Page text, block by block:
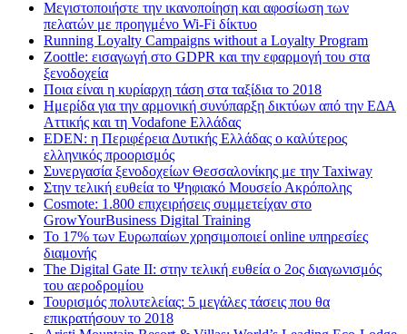
Μεγιστοποιήστε την ικανοποίηση και αφοσίωση των
πελατών με προηγμένο Wi-Fi δίκτυο
Running Loyalty Campaigns without a Loyalty Program
Zoottle: εισαγωγή στο GDPR και την εφαρμογή του στα
ξενοδοχεία
Ποια είναι η κυρίαρχη τάση στα ταξίδια το 2018
Ημερίδα για την αρμονική συνύπαρξη δικτύων από την ΕΔΑ
Αττικής και τη Vodafone Ελλάδας
EDEN: η Περιφέρεια Δυτικής Ελλάδας ο καλύτερος
ελληνικός προορισμός
Συνεργασία ξενοδοχείων Θεσσαλονίκης με την Taxiway
Στην τελική ευθεία το Ψηφιακό Μουσείο Ακρόπολης
Cosmote: 1.800 επιχειρήσεις συμμετείχαν στο
GrowYourBusiness Digital Training
Το 17% των Ευρωπαίων χρησιμοποιεί online υπηρεσίες
διαμονής
The Digital Gate II: στην τελική ευθεία ο 2ος διαγωνισμός
του αεροδρομίου
Τουρισμός πολυτελείας: 5 μεγάλες τάσεις που θα
επικρατήσουν το 2018